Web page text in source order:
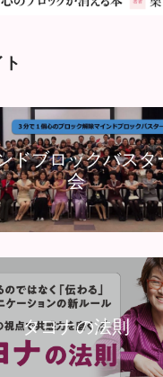
ドブロックバスタ
会
タヨナの法則